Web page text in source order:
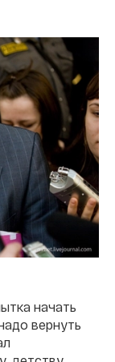
начать
вернуть